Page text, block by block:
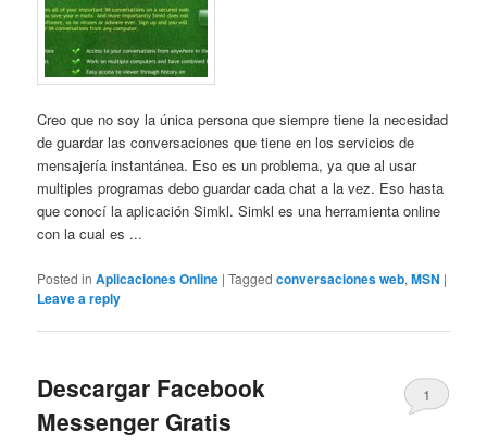
Creo que no soy la única persona que siempre tiene la necesidad
de guardar las conversaciones que tiene en los servicios de
mensajería instantánea. Eso es un problema, ya que al usar
multiples programas debo guardar cada chat a la vez. Eso hasta
que conocí la aplicación Simkl. Simkl es una herramienta online
con la cual es ...
Posted in Aplicaciones Online |Tagged conversaciones web,MSN |
Leave a reply
Descargar Facebook
Messenger Gratis
1